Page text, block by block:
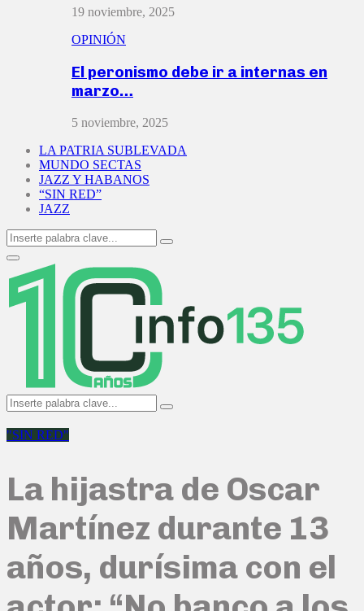
19 noviembre, 2025
OPINIÓN
El peronismo debe ir a internas en
marzo…
5 noviembre, 2025
LA PATRIA SUBLEVADA
MUNDO SECTAS
JAZZ Y HABANOS
“SIN RED”
JAZZ
Search
for:
Search
Primary
Menu
Search
for:
Search
"SIN RED"
La hijastra de Oscar
Martínez durante 13
años, durísima con el